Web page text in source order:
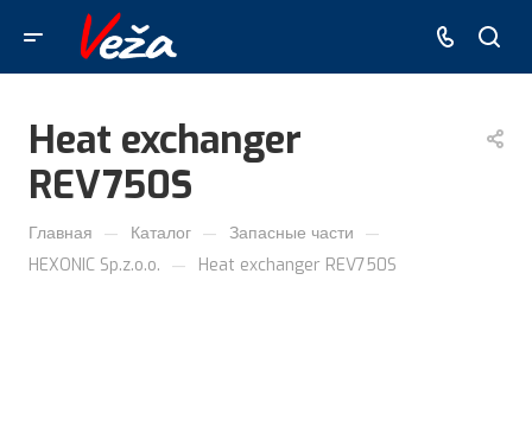
Heat exchanger
REV750S
Главная — Каталог — Запасные части —
HEXONIC Sp.z.o.o. — Heat exchanger REV750S